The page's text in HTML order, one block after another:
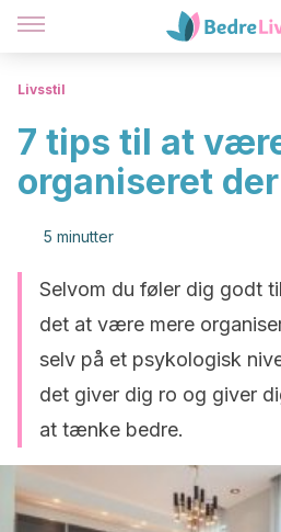
Livsstil
7 tips til at
organiseret
5 minutter
Selvom du føler dig godt
det at være mere
selv på et psykologisk
det giver dig ro og giver
at tænke bedre.